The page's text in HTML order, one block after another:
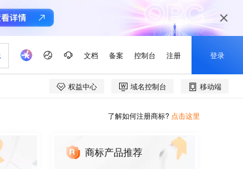
了解如何注册商标? 点击这里
商标产品推荐